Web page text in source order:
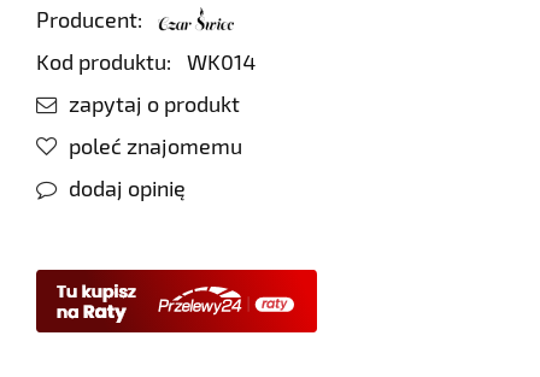
Producent:
Kod produktu:
WK014
zapytaj o produkt
poleć znajomemu
dodaj opinię